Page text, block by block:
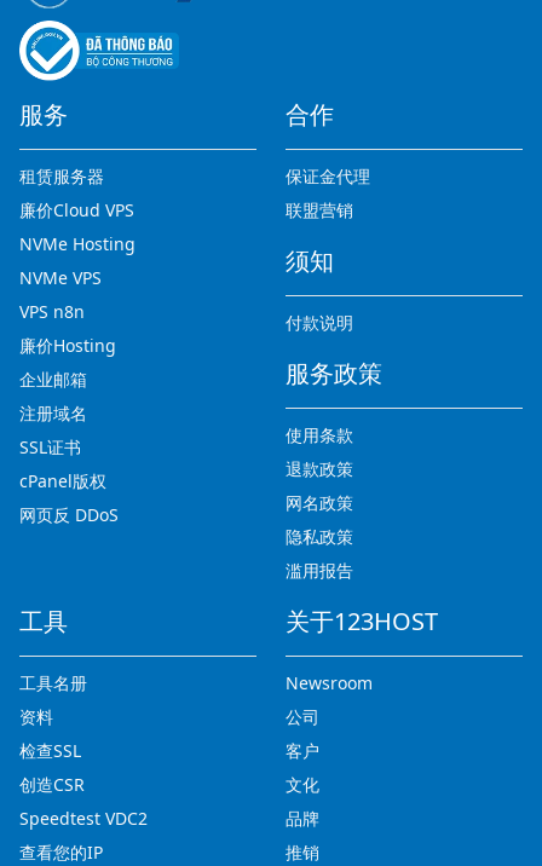
服务
租赁服务器
廉价Cloud VPS
NVMe Hosting
NVMe VPS
VPS n8n
廉价Hosting
企业邮箱
注册域名
SSL证书
cPanel版权
网页反 DDoS
合作
保证金代理
联盟营销
须知
付款说明
服务政策
使用条款
退款政策
网名政策
隐私政策
滥用报告
工具
工具名册
资料
检查SSL
创造CSR
Speedtest VDC2
查看您的IP
关于123HOST
Newsroom
公司
客户
文化
品牌
推销